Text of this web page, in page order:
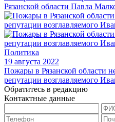
Рязанской области Павла
Политика
19 августа 2022
Пожары в Рязанской области
репутации возглавляемого
Обратитесь в редакцию
Контактные данные